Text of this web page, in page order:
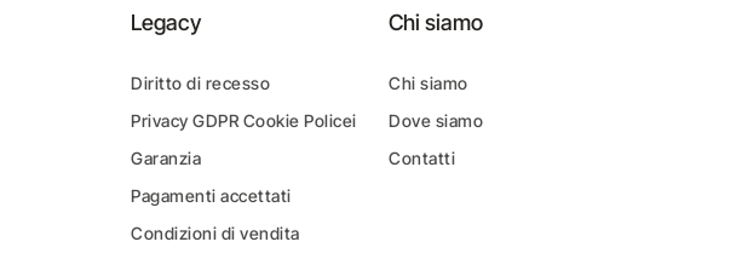
Legacy
Diritto di recesso
Privacy GDPR Cookie Policei
Garanzia
Pagamenti accettati
Condizioni di vendita
Chi siamo
Chi siamo
Dove siamo
Contatti